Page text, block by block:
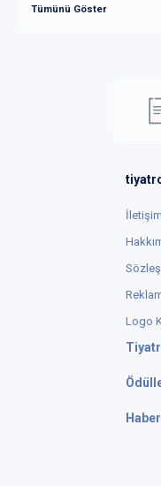
Tümünü Göster
İletişim
Logo